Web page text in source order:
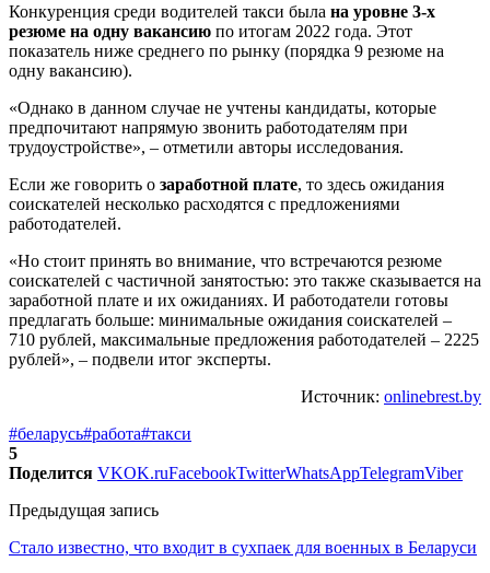
Конкуренция среди водителей такси была на уровне 3-х
резюме на одну вакансию по итогам 2022 года. Этот
показатель ниже среднего по рынку (порядка 9 резюме на
одну вакансию).
«Однако в данном случае не учтены кандидаты, которые
предпочитают напрямую звонить работодателям при
трудоустройстве», – отметили авторы исследования.
Если же говорить о заработной плате, то здесь ожидания
соискателей несколько расходятся с предложениями
работодателей.
«Но стоит принять во внимание, что встречаются резюме
соискателей с частичной занятостью: это также сказывается на
заработной плате и их ожиданиях. И работодатели готовы
предлагать больше: минимальные ожидания соискателей –
710 рублей, максимальные предложения работодателей – 2225
рублей», – подвели итог эксперты.
Источник: onlinebrest.by
#беларусь#работа#такси
5
Поделится VKOK.ruFacebookTwitterWhatsAppTelegramViber
Предыдущая запись
Стало известно, что входит в сухпаек для военных в Беларуси